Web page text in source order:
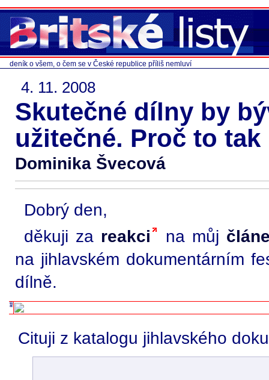
deník o všem, o čem se v České republice příliš nemluví
4. 11. 2008
Skutečné dílny by
užitečné. Proč to tak
Dominika Švecová
Dobrý den,
děkuji za reakci na můj
na jihlavském dokumentárním
dílně.
Cituji z katalogu jihlavského